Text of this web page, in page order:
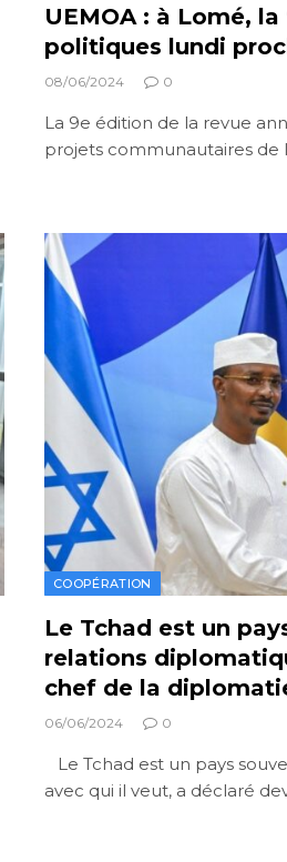
UEMOA : à Lomé,
politiques lundi
08/06/2024 0
La 9e édition de la revue
projets communautaires de
COOPÉRATION
Le Tchad est un
relations
chef de la
06/06/2024 0
Le Tchad est un pays
avec qui il veut, a déclaré